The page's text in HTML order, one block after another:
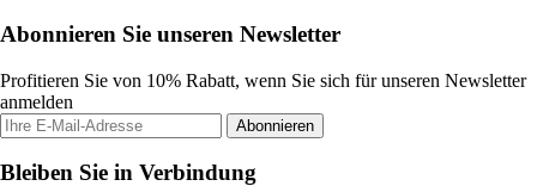
Abonnieren Sie unseren Newsletter
Profitieren Sie von 10% Rabatt, wenn Sie sich für unseren Newsletter
anmelden
Abonnieren
Bleiben Sie in Verbindung